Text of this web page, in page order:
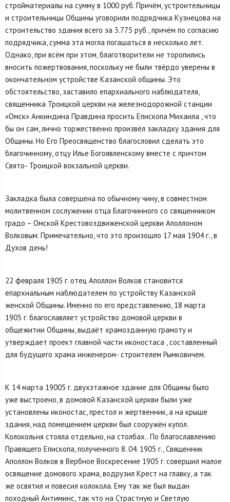
стройматериалы на сумму в 1000 руб. Причём, устроительницы
и строительницы Общины уговорили подрядчика Кузнецова на
строительство здания всего за 3.775 руб., причём по согласию
подрядчика, сумма эта могла погашаться в несколько лет.
Однако, при всём при этом, благотворители не торопились
вносить пожертвования, поскольку не были твёрдо уверены в
окончательном устройстве Казанской общины. Это
обстоятельство, заставило епархиального наблюдателя,
священника Троицкой церкви на железнодорожной станции
«Омск» Анкиндина Правдина просить Епископа Михаила , что
бы он сам, лично торжественно произвёл закладку здания для
Общины. Но Его Преосвященство благословил сделать это
благочинному, отцу Илье Богоявленскому вместе с причтом
Свято- Троицкой вокзальной церкви.
Закладка была совершена по обычному чину, в совместном
молитвенном сослужении отца Благочинного со священником
градо – Омской Крестовоздвиженской церкви Аполлоном
Волковым. Примечательно, что это произошло 17 мая 1904 г., в
Духов день!
22 февраля 1905 г. отец Аполлон Волков становится
епархиальным наблюдателем по устройству Казанской
женской Общины. Именно по его представлению, 18 марта
1905 г. благославляет устройство домовой церкви в
общежитии Общины, выдаёт храмозданную грамоту и
утверждает проект главной части иконостаса , составленный
для будущего храма инженером- строителем Рымковичем.
К 14 марта 19005 г. двухэтажное здание для Общины было
уже выстроено, в домовой Казанской церкви были уже
установлены иконостас, престол и жертвенник, а на крыше
здания, над помещением церкви был сооружён купол.
Колокольня стояла отдельно, на столбах.. По благославлению
Правящего Епископа, полученного 8. 04. 1905 г., Священник
Аполлон Волков в Вербное Воскресение 1905 г. совершил малое
освящение домового храма, водрузил Крест на главку, а так
же освятил и повесил колокола. Ему так же был выдан
походный Антиминс, так что на Страстную и Светлую